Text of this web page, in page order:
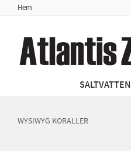
Hem
SALTVATTEN
WYSIWYG KORALLER